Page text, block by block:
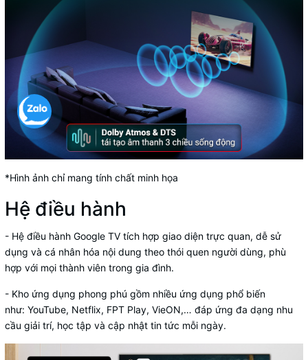
*Hình ảnh chỉ mang tính chất minh họa
Hệ điều hành
- Hệ điều hành Google TV tích hợp giao diện trực quan, dễ sử
dụng và cá nhân hóa nội dung theo thói quen người dùng, phù
hợp với mọi thành viên trong gia đình.
- Kho ứng dụng phong phú gồm nhiều ứng dụng phổ biến
như: YouTube, Netflix, FPT Play, VieON,… đáp ứng đa dạng nhu
cầu giải trí, học tập và cập nhật tin tức mỗi ngày.